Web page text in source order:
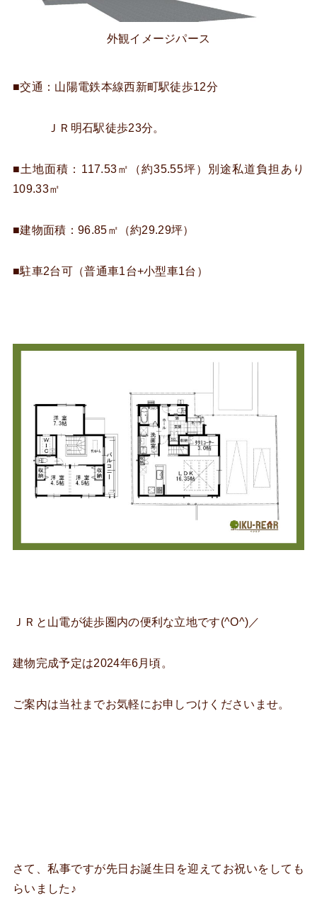
外観イメージパース
■交通：山陽電鉄本線西新町駅徒歩12分
ＪＲ明石駅徒歩23分。
■土地面積：117.53㎡（約35.55坪）別途私道負担あり
109.33㎡
■建物面積：96.85㎡（約29.29坪）
■駐車2台可（普通車1台+小型車1台）
ＪＲと山電が徒歩圏内の便利な立地です(^O^)／
建物完成予定は2024年6月頃。
ご案内は当社までお気軽にお申しつけくださいませ。
さて、私事ですが先日お誕生日を迎えてお祝いをしても
らいました♪